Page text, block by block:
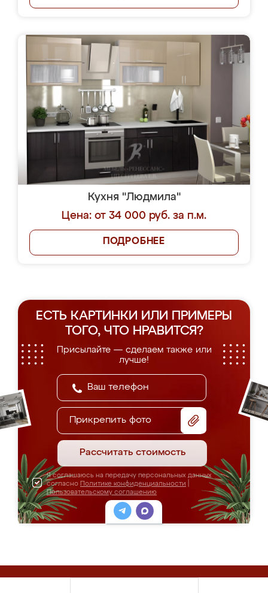
Кухня "Людмила"
Цена: от 34 000 руб. за п.м.
ПОДРОБНЕЕ
ЕСТЬ КАРТИНКИ ИЛИ ПРИМЕРЫ
ТОГО, ЧТО НРАВИТСЯ?
Присылайте — сделаем также или
лучше!
Прикрепить фото
Рассчитать стоимость
Я соглашаюсь на передачу персональных данных
согласно Политике конфиденциальности
Пользовательскому соглашению